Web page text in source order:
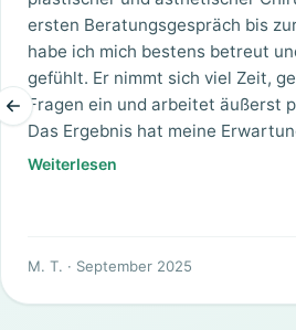
ersten Beratungsgespräch bis
habe ich mich bestens betreut
gefühlt. Er nimmt sich viel Zeit,
Fragen ein und arbeitet äußerst
Das Ergebnis hat meine
übertroffen – ich kann ihn
Weiterlesen
M. T. · September 2025